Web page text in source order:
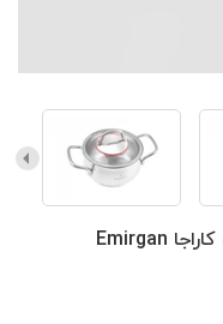
سرویس قابلمه استیل کوچک 6 پارچه کاراجا Emirgan